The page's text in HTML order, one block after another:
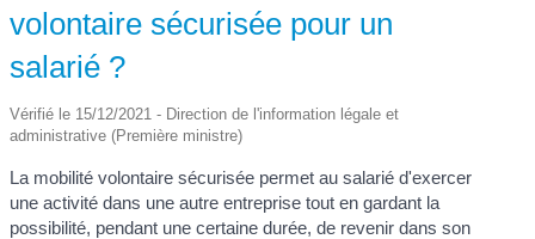
volontaire sécurisée pour un
salarié ?
Vérifié le 15/12/2021 - Direction de l'information légale et
administrative (Première ministre)
La mobilité volontaire sécurisée permet au salarié d'exercer
une activité dans une autre entreprise tout en gardant la
possibilité, pendant une certaine durée, de revenir dans son